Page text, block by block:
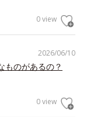
0 view
2026/06/10
ものがあるの？
0 view